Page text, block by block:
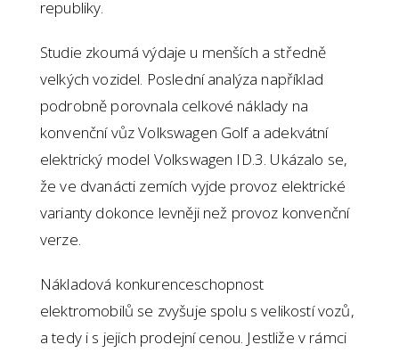
republiky.
Studie zkoumá výdaje u menších a středně
velkých vozidel. Poslední analýza například
podrobně porovnala celkové náklady na
konvenční vůz Volkswagen Golf a adekvátní
elektrický model Volkswagen ID.3. Ukázalo se,
že ve dvanácti zemích vyjde provoz elektrické
varianty dokonce levněji než provoz konvenční
verze.
Nákladová konkurenceschopnost
elektromobilů se zvyšuje spolu s velikostí vozů,
a tedy i s jejich prodejní cenou. Jestliže v rámci